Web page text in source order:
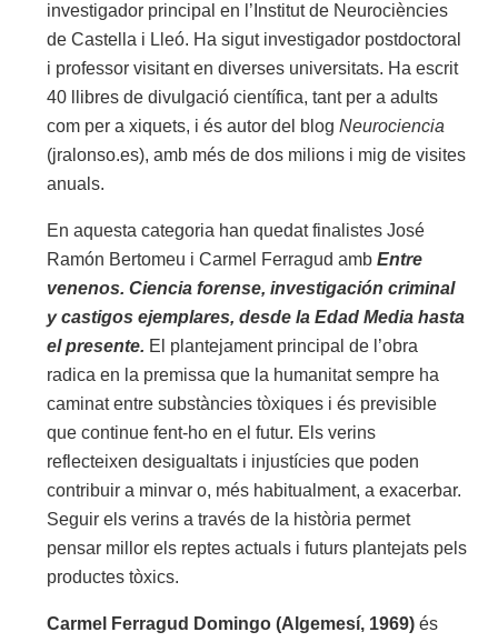
investigador principal en l’Institut de Neurociències
de Castella i Lleó. Ha sigut investigador postdoctoral
i professor visitant en diverses universitats. Ha escrit
40 llibres de divulgació científica, tant per a adults
com per a xiquets, i és autor del blogNeurociencia
(jralonso.es), amb més de dos milions i mig de visites
anuals.
En aquesta categoria han quedat finalistes José
Ramón Bertomeu i Carmel Ferragud ambEntre
venenos. Ciencia forense, investigación criminal
y castigos ejemplares, desde la Edad Media hasta
el presente. El plantejament principal de l’obra
radica en la premissa que la humanitat sempre ha
caminat entre substàncies tòxiques i és previsible
que continue fent-ho en el futur. Els verins
reflecteixen desigualtats i injustícies que poden
contribuir a minvar o, més habitualment, a exacerbar.
Seguir els verins a través de la història permet
pensar millor els reptes actuals i futurs plantejats pels
productes tòxics.
Carmel Ferragud Domingo (Algemesí, 1969)és